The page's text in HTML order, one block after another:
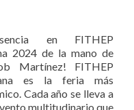
en FITHEP
2024 de la mano de
Martínez! FITHEP
es la feria más
Cada año se lleva a
multitudinario que